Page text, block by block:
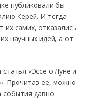
публиковали бы
Керей. И тогда
их самих, отказались
научных идей, а от
«Эссе о Луне и
Прочитав ее, можно
события давно